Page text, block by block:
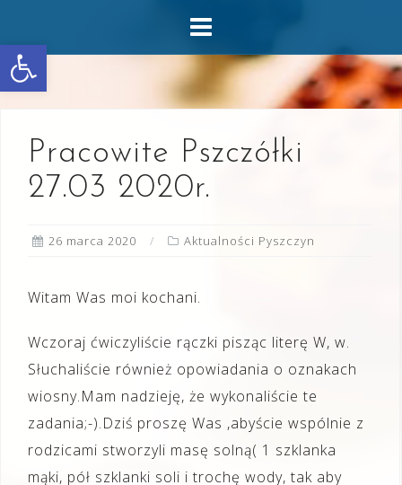
Otwórz pasek narzędzi
content
Pracowite Pszczółki
27.03 2020r.
26 marca 2020 Aktualności Pyszczyn
Witam Was moi kochani.
Wczoraj ćwiczyliście rączki pisząc literę W, w.
Słuchaliście również opowiadania o oznakach
wiosny.Mam nadzieję, że wykonaliście te
zadania;-).Dziś proszę Was ,abyście wspólnie z
rodzicami stworzyli masę solną( 1 szklanka
mąki, pół szklanki soli i trochę wody, tak aby